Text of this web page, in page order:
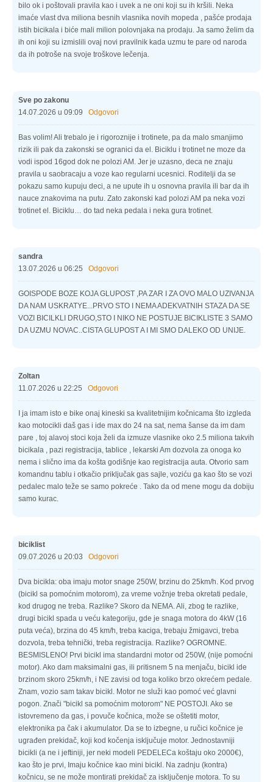
bilo ok i poštovali pravila kao i uvek a ne oni koji su ih kršili. Neka
imaće vlast dva miliona besnih vlasnika novih mopeda , pašće prodaja
istih bicikala i biće mali milion polovnjaka na prodaju. Ja samo želim da
ih oni koji su izmislili ovaj novi pravilnik kada uzmu te pare od naroda
da ih potroše na svoje troškove lečenja.
Sve po zakonu
14.07.2026 u 09:09 Odgovori
Bas volim! Ali trebalo je i rigoroznije i trotinete, pa da malo smanjimo
rizik ili pak da zakonski se ogranici da el. Biciklu i trotinet ne moze da
vodi ispod 16god dok ne polozi AM. Jer je uzasno, deca ne znaju
pravila u saobracaju a voze kao regularni ucesnici. Roditelji da se
pokazu samo kupuju deci, a ne upute ih u osnovna pravila ili bar da ih
nauce znakovima na putu. Zato zakonski kad polozi AM pa neka vozi
trotinet el. Biciklu… do tad neka pedala i neka gura trotinet.
sandra
13.07.2026 u 06:25 Odgovori
GOISPODE BOZE KOJA GLUPOST ,PA ZAR I ZA OVO MALO UZIVANJA
DA NAM USKRATYE...PRVO STO I NEMA ADEKVATNIH STAZA DA SE
VOZI BICILKLI DRUGO,STO I NIKO NE POSTUJE BICIKLISTE 3 SAMO
DA UZMU NOVAC..CISTA GLUPOST A I MI SMO DALEKO OD UNIJE.
Zoltan
11.07.2026 u 22:25 Odgovori
I ja imam isto e bike onaj kineski sa kvalitetnijim kočnicama što izgleda
kao motocikli daš gas i ide max do 24 na sat, nema šanse da im dam
pare , toj alavoj stoci koja želi da izmuze vlasnike oko 2.5 miliona takvih
bicikala , pazi registracija, tablice , lekarski Am dozvola za onoga ko
nema i slično ima da košta godišnje kao registracija auta. Otvorio sam
komandnu tablu i otkačio priključak gas sajle, voziću ga kao što se vozi
pedalec malo teže se samo pokreće . Tako da od mene mogu da dobiju
samo kurac.
biciklist
09.07.2026 u 20:03 Odgovori
Dva bicikla: oba imaju motor snage 250W, brzinu do 25km/h. Kod prvog
(bicikl sa pomoćnim motorom), za vreme vožnje treba okretati pedale,
kod drugog ne treba. Razlike? Skoro da NEMA. Ali, zbog te razlike,
drugi bicikl spada u veću kategoriju, gde je snaga motora do 4kW (16
puta veća), brzina do 45 km/h, treba kaciga, trebaju žmigavci, treba
dozvola, treba tehnički, treba registracija. Razlike? OGROMNE.
BESMISLENO! Prvi bicikl ima standardni motor od 250W, (nije pomoćni
motor). Ako dam maksimalni gas, ili pritisnem 5 na menjaču, bicikl ide
brzinom skoro 25km/h, i NE zavisi od toga koliko brzo okrećem pedale.
Znam, vozio sam takav bicikl. Motor ne služi kao pomoć već glavni
pogon. Znači "bicikl sa pomoćnim motorom" NE POSTOJI. Ako se
istovremeno da gas, i povuče kočnica, može se oštetiti motor,
elektronika pa čak i akumulator. Da se to izbegne, u ručici kočnice je
ugrađen prekidač, koji kod kočenja isključuje motor. Jednostavniji
bicikli (a ne i jeftiniji, jer neki modeli PEDELECa koštaju oko 2000€),
kao što je prvi, Imaju kočnice kao mini bicikl. Na zadnju (kontra)
kočnicu, se ne može montirati prekidač za isključenje motora. To su